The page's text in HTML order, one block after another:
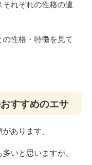
れぞれの性格の違
性格・特徴を見て
すすめのエサ
あります。
いと思いますが、